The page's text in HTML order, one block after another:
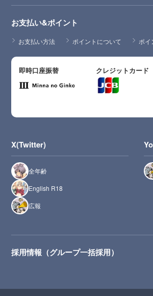
お支払い&ポイント
お支払い方法 ポイントについて ポイ
即時口座振替 クレジットカード
X(Twitter)
全年齢
English R18
広報
採用情報（グループ一括採用）